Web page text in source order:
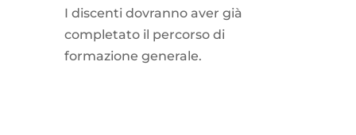
I discenti dovranno aver già
completato il percorso di
formazione generale.